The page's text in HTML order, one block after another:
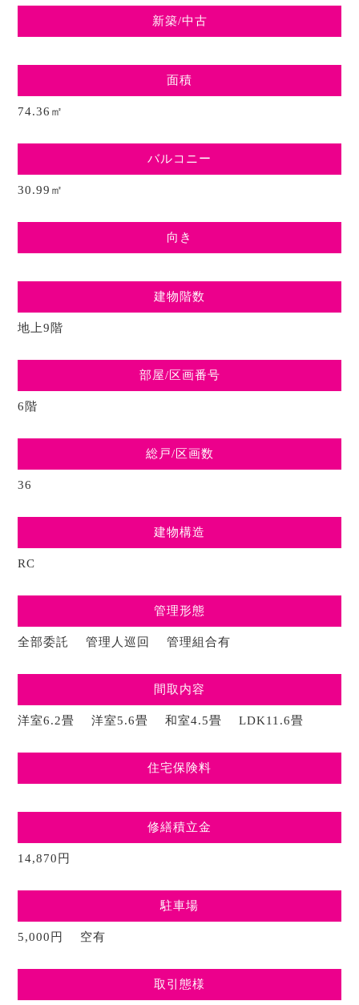
新築/中古
面積
74.36㎡
バルコニー
30.99㎡
向き
建物階数
地上9階
部屋/区画番号
6階
総戸/区画数
36
建物構造
RC
管理形態
全部委託 管理人巡回 管理組合有
間取内容
洋室6.2畳 洋室5.6畳 和室4.5畳 LDK11.6畳
住宅保険料
修繕積立金
14,870円
駐車場
5,000円 空有
取引態様